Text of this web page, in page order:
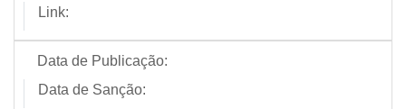
Link:
Data de Publicação:
Data de Sanção: